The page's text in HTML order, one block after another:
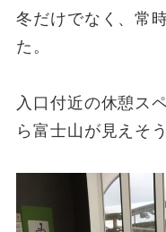
冬だけでなく、常
た。
入口付近の休憩ス
ら富士山が見えそう